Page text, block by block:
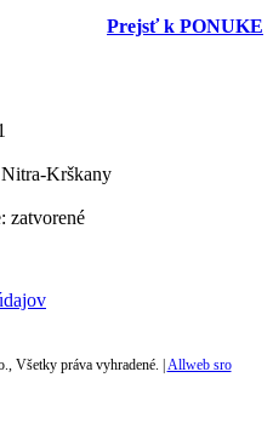
Prejsť k PONUKE
Krškany
zatvorené
práva vyhradené. | Allweb sro